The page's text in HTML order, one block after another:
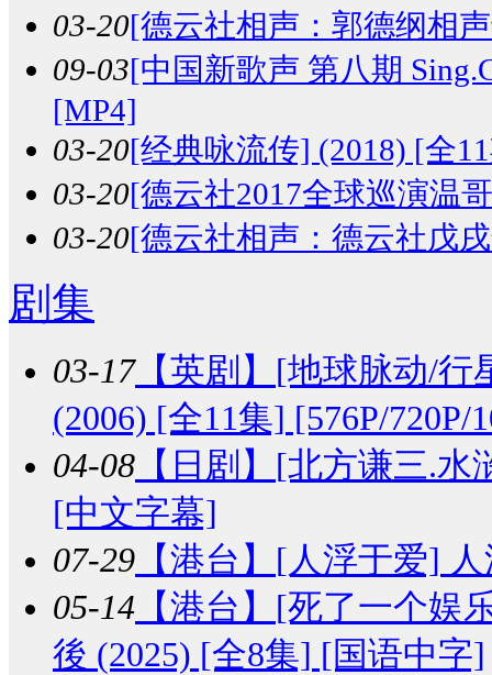
03-20[德云社相声：郭德纲相
09-03[中国新歌声 第八期
[MP4]
03-20[经典咏流传] (2018) [全
03-20[德云社2017全球巡演温
03-20[德云社相声：德云社戊
剧集
03-17【英剧】 [地球脉动/行
(2006) [全11集] [576P/720P/
04-08 【日剧】 [北方谦三.水
[中文字幕]
07-29 【港台】 [人浮于爱]
05-14 【港台】 [死了一个娱
後 (2025) [全8集] [国语中字]